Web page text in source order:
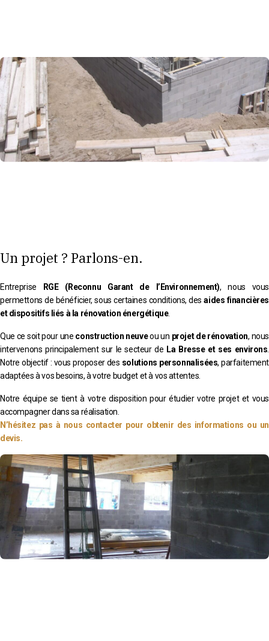
Un projet ? Parlons-en.
Entreprise RGE (Reconnu Garant de l’Environnement), nous vous
permettons de bénéficier, sous certaines conditions, desaides financières
et dispositifs liés à la rénovation énergétique.
Que ce soit pour une construction neuveou un projet de rénovation, nous
intervenons principalement sur le secteur de La Bresse et ses environs
Notre objectif : vous proposer des solutions personnalisées, parfaitement
adaptées à vos besoins, à votre budget et à vos attentes.
Notre équipe se tient à votre disposition pour étudier votre projet et vous
accompagner dans sa réalisation.
N’hésitez pas à nous contacter pour obtenir des informations ou un
devis.